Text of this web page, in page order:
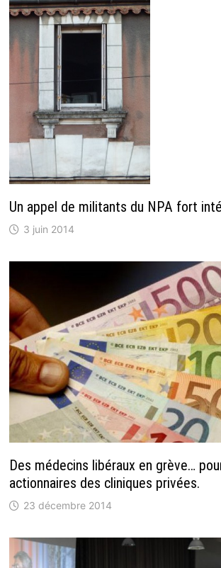
Un appel de militants du NPA fort
3 juin 2014
Des médecins libéraux en grève…
actionnaires des cliniques privées.
23 décembre 2014